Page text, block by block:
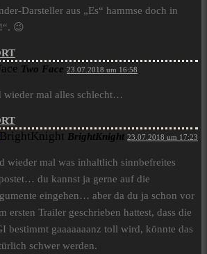
Darsteller aus „Es“ hammse doch in
😉
Two Face 23.07.2018 um 16:58
wieder mal alles schlecht…
BrightKnight 23.07.2018 um 17:23
wieder mal was inhaltlich sinnbefreites
du kannst ja gerne auf die
eingehen… aber da du ja schon vor
ersten Trailer geschrieben hattest, dass die
bestimmt gaaaaaaanz toll wird, könnte das
schwer werden.